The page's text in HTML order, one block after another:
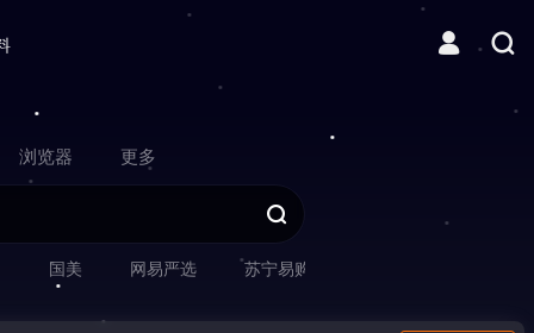
浏览器 更多
国美 网易严选 苏宁易购